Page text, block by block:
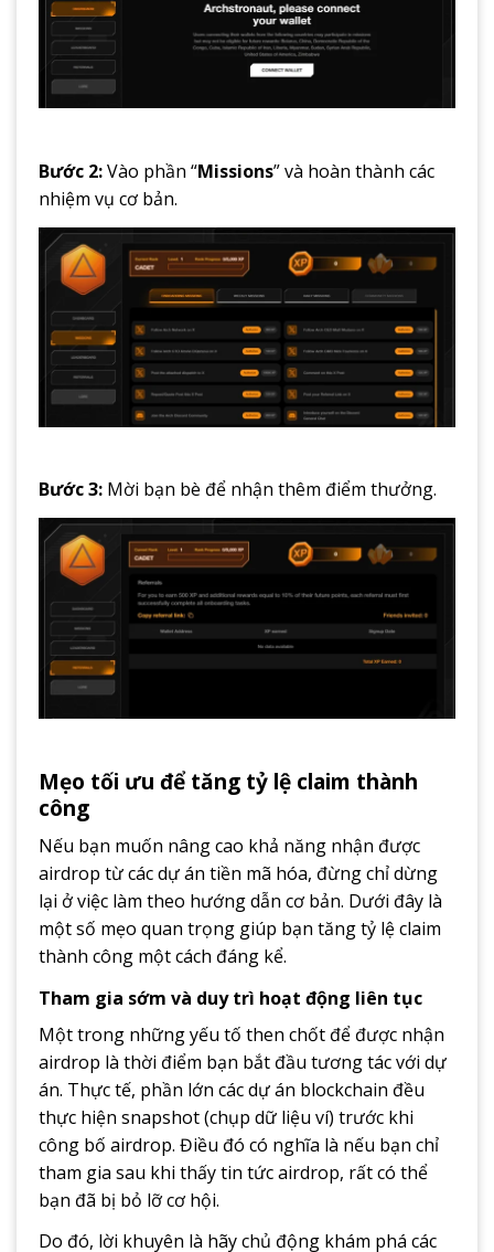
Bước 2:Vào phần “Missions” và hoàn thành các
nhiệm vụ cơ bản.
Bước 3: Mời bạn bè để nhận thêm điểm thưởng.
Mẹo tối ưu để tăng tỷ lệ claim thành
công
Nếu bạn muốn nâng cao khả năng nhận được
airdrop từ các dự án tiền mã hóa, đừng chỉ dừng
lại ở việc làm theo hướng dẫn cơ bản. Dưới đây là
một số mẹo quan trọng giúp bạn tăng tỷ lệ claim
thành công một cách đáng kể.
Tham gia sớm và duy trì hoạt động liên tục
Một trong những yếu tố then chốt để được nhận
airdrop là thời điểm bạn bắt đầu tương tác với dự
án. Thực tế, phần lớn các dự án blockchain đều
thực hiện snapshot (chụp dữ liệu ví) trước khi
công bố airdrop. Điều đó có nghĩa là nếu bạn chỉ
tham gia sau khi thấy tin tức airdrop, rất có thể
bạn đã bị bỏ lỡ cơ hội.
Do đó, lời khuyên là hãy chủ động khám phá các